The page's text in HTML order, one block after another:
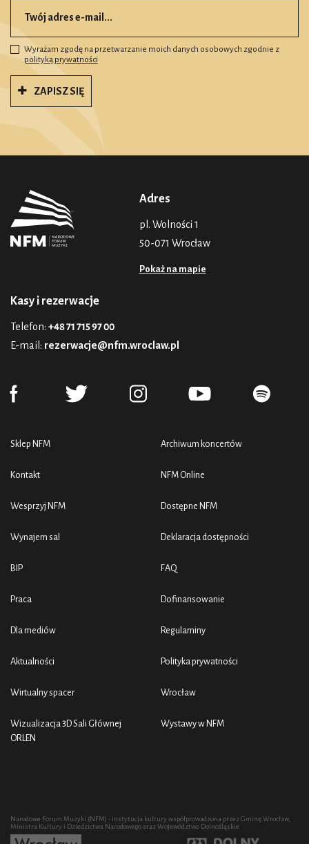
Wyrażam zgodę na przetwarzanie moich danych osobowych zgodnie z
polityką prywatności
ZAPISZ SIĘ
Adres
pl. Wolności 1
50-071 Wrocław
Pokaż na mapie
Kasy i rezerwacje
Telefon: +48 71 715 97 00
E-mail: rezerwacje@nfm.wroclaw.pl
Sklep NFM
Kontakt
Wesprzyj NFM
Wynajem sal
BIP
Praca
Dla mediów
Aktualności
Wirtualny spacer
Wizualizacja 3D Sali Głównej
ORLEN
Archiwum koncertów
NFM Online
Dostępne NFM
Deklaracja dostępności
FAQ
Dofinansowanie
Regulaminy
Polityka prywatności
Wrocław
Wystawy w NFM
Narodowe Forum Muzyki (NFM) - instytucja kultury współprowadzona przez Gminę Wrocław,
Ministra Kultury i Dziedzictwa Narodowego oraz Województwo Dolnośląskie